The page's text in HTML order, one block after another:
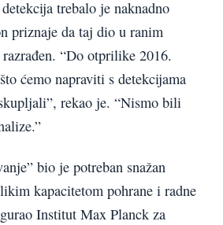
trebalo je naknadno
priznaje da taj dio u ranim
“Do otprilike 2016.
ćemo napraviti s detekcijama
rekao je. “Nismo bili
bio je potreban snažan
kapacitetom pohrane i radne
Institut Max Planck za